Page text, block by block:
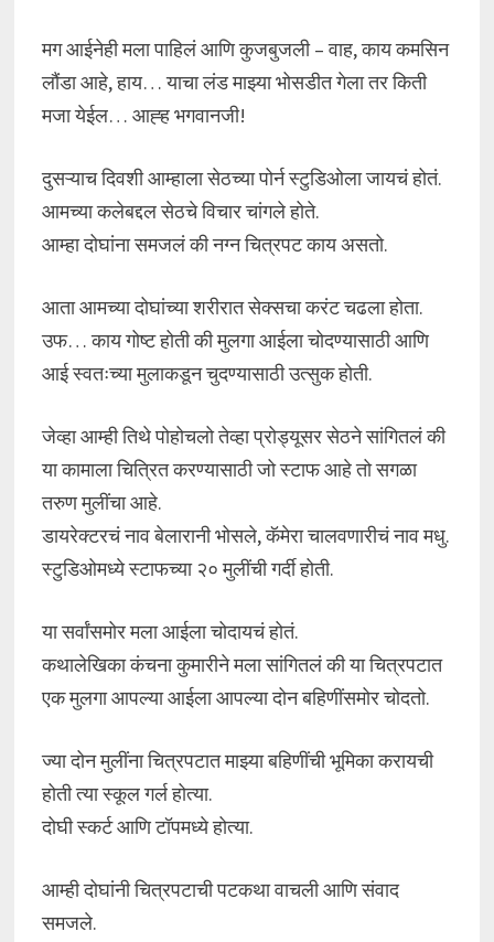
मग आईनेही मला पाहिलं आणि कुजबुजली – वाह, काय कमसिन
लौंडा आहे, हाय… याचा लंड माझ्या भोसडीत गेला तर किती
मजा येईल… आह्ह भगवानजी!
दुसऱ्याच दिवशी आम्हाला सेठच्या पोर्न स्टुडिओला जायचं होतं.
आमच्या कलेबद्दल सेठचे विचार चांगले होते.
आम्हा दोघांना समजलं की नग्न चित्रपट काय असतो.
आता आमच्या दोघांच्या शरीरात सेक्सचा करंट चढला होता.
उफ… काय गोष्ट होती की मुलगा आईला चोदण्यासाठी आणि
आई स्वतःच्या मुलाकडून चुदण्यासाठी उत्सुक होती.
जेव्हा आम्ही तिथे पोहोचलो तेव्हा प्रोड्यूसर सेठने सांगितलं की
या कामाला चित्रित करण्यासाठी जो स्टाफ आहे तो सगळा
तरुण मुलींचा आहे.
डायरेक्टरचं नाव बेलारानी भोसले, कॅमेरा चालवणारीचं नाव मधु.
स्टुडिओमध्ये स्टाफच्या २० मुलींची गर्दी होती.
या सर्वांसमोर मला आईला चोदायचं होतं.
कथालेखिका कंचना कुमारीने मला सांगितलं की या चित्रपटात
एक मुलगा आपल्या आईला आपल्या दोन बहिणींसमोर चोदतो.
ज्या दोन मुलींना चित्रपटात माझ्या बहिणींची भूमिका करायची
होती त्या स्कूल गर्ल होत्या.
दोघी स्कर्ट आणि टॉपमध्ये होत्या.
आम्ही दोघांनी चित्रपटाची पटकथा वाचली आणि संवाद
समजले.